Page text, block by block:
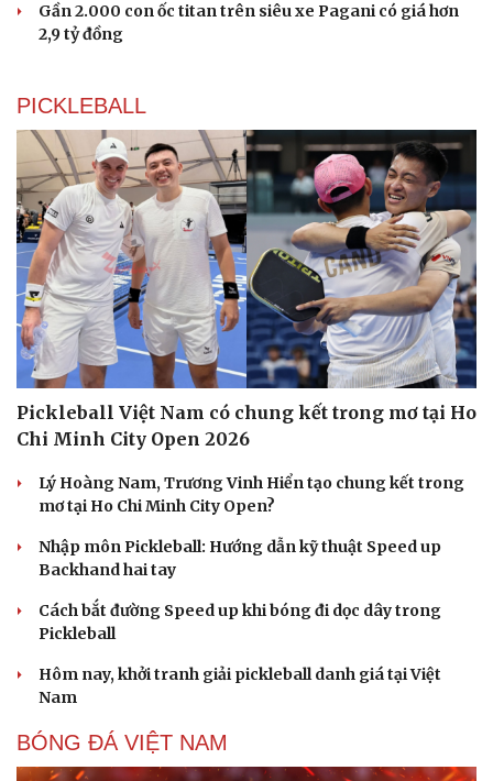
Di sản
Gần 2.000 con ốc titan trên siêu xe Pagani có giá hơn
2,9 tỷ đồng
PICKLEBALL
Pickleball Việt Nam có chung kết trong mơ tại Ho
Chi Minh City Open 2026
Lý Hoàng Nam, Trương Vinh Hiển tạo chung kết trong
mơ tại Ho Chi Minh City Open?
Nhập môn Pickleball: Hướng dẫn kỹ thuật Speed up
Backhand hai tay
Cách bắt đường Speed up khi bóng đi dọc dây trong
Pickleball
Hôm nay, khởi tranh giải pickleball danh giá tại Việt
Nam
BÓNG ĐÁ VIỆT NAM